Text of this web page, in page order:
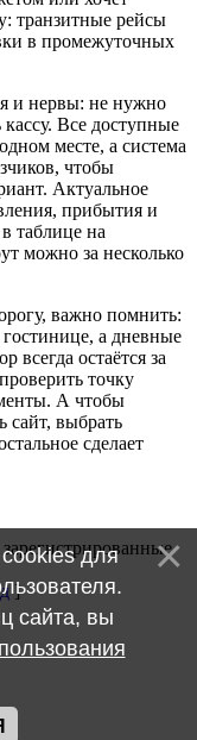
транзитные рейсы
в промежуточных
и нервы: не нужно
кассу. Все доступные
месте, а система
чтобы
Актуальное
прибытия и
таблице на
можно за несколько
важно помнить:
а дневные
остаётся за
точку
А чтобы
сайт, выбрать
сделает
]
для
сайта, вы